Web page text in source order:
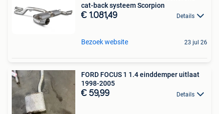
cat-back systeem Scorpion
€ 1.081,49 Details
Bezoek website 23 jul 26
FORD FOCUS 1 1.4 einddemper uitlaat
1998-2005
€ 59,99 Details